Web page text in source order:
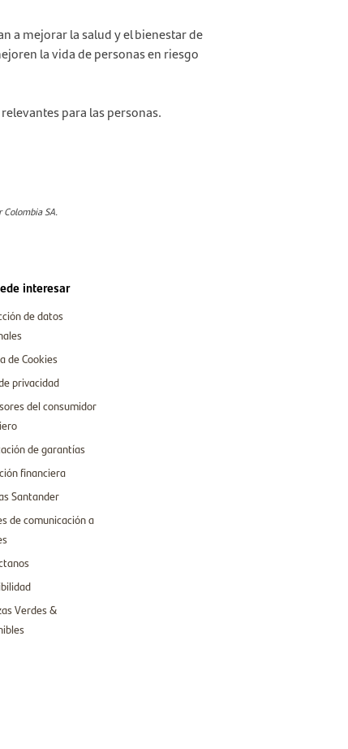
a mejorar la salud y el bienestar de
la vida de personas en riesgo
para las personas.
SA.
interesar
de datos
de Cookies
privacidad
del consumidor
de garantías
financiera
Santander
de comunicación a
Verdes &